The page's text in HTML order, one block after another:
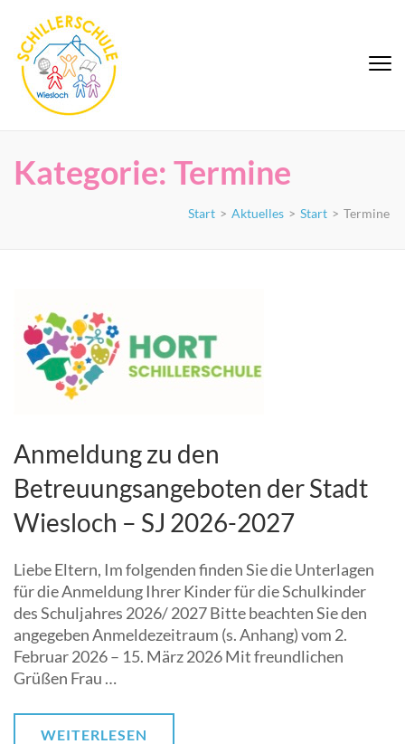
Inhalt
springen
(Eingabetaste
drücken)
Schiller-Grundschule
Kategorie: Termine
Start > Aktuelles > Start > Termine
Anmeldung zu den
Betreuungsangeboten der Stadt
Wiesloch – SJ 2026-2027
Liebe Eltern, Im folgenden finden Sie die Unterlagen
für die Anmeldung Ihrer Kinder für die Schulkinder
des Schuljahres 2026/ 2027 Bitte beachten Sie den
angegeben Anmeldezeitraum (s. Anhang) vom 2.
Februar 2026 – 15. März 2026 Mit freundlichen
Grüßen Frau …
WEITERLESEN